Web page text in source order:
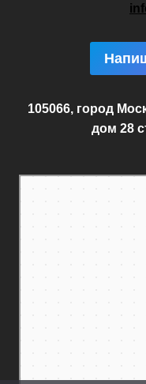
105066, город
дом 28